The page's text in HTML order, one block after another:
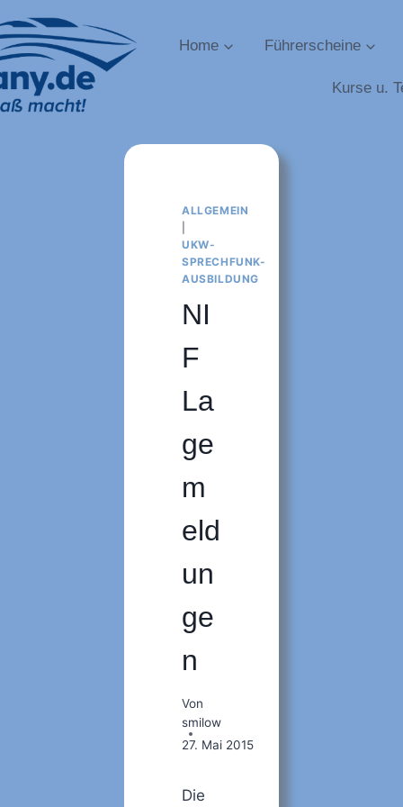
Home Führerscheine
Kurse u.
ALLGEMEIN
UKW-
SPRECHFUNK-
AUSBILDUNG
NI
F
La
ge
m
eld
un
ge
n
Von
smilow
27. Mai 2015
Die